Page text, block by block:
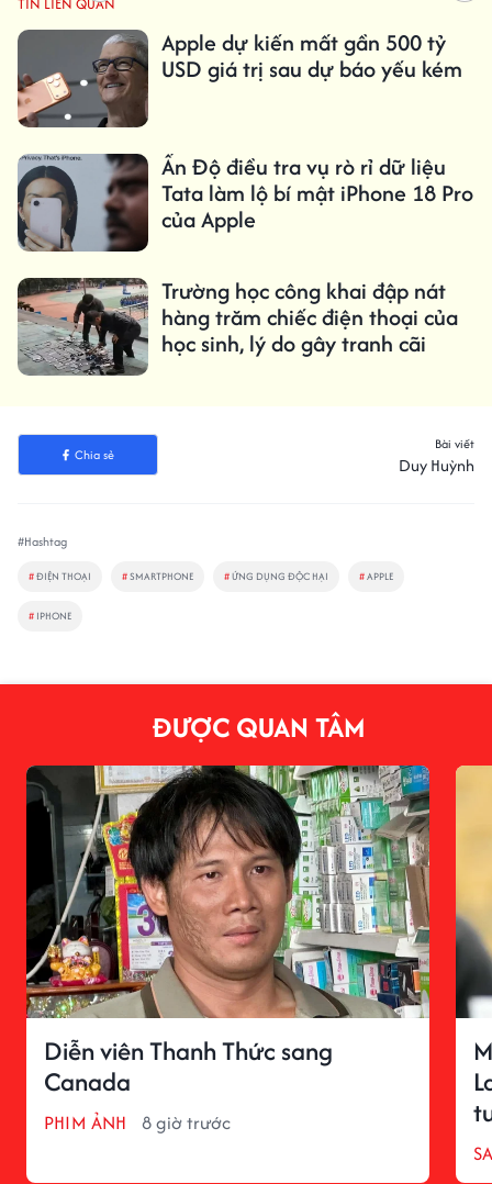
Apple dự kiến ​​mất gần 500 tỷ
USD giá trị sau dự báo yếu kém
Ấn Độ điều tra vụ rò rỉ dữ liệu
Tata làm lộ bí mật iPhone 18 Pro
của Apple
Trường học công khai đập nát
hàng trăm chiếc điện thoại của
học sinh, lý do gây tranh cãi
Chia sẻ
Bài viết
Duy Huỳnh
#Hashtag
#ĐIỆN THOẠI #SMARTPHONE #ỨNG DỤNG ĐỘC HẠI #APPLE
# IPHONE
ĐƯỢC QUAN TÂM
Diễn viên Thanh Thức sang
Canada
PHIM ẢNH 8 giờ trước